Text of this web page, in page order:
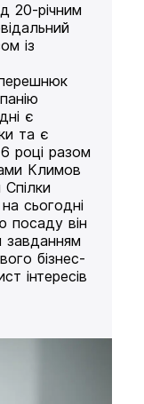
20-річним
із
є
та є
році разом
Климов
сьогодні
посаду він
завданням
бізнес-
інтересів